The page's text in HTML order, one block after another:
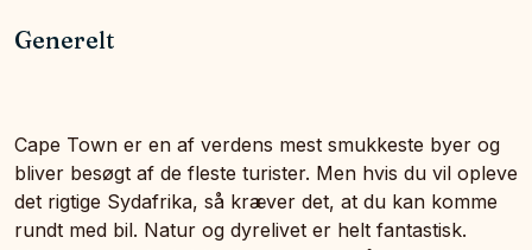
Generelt
Cape Town er en af verdens mest smukkeste byer og
bliver besøgt af de fleste turister. Men hvis du vil opleve
det rigtige Sydafrika, så kræver det, at du kan komme
rundt med bil. Natur og dyrelivet er helt fantastisk.